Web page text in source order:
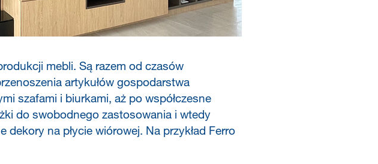
mebli. Są razem od czasów
artykułów gospodarstwa
szafami i biurkami, aż po współczesne
do swobodnego zastosowania i wtedy
na płycie wiórowej. Na przykład Ferro